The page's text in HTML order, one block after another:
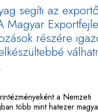
segíti az
Magyar
részére
a Nemzeti
több mint hatezer